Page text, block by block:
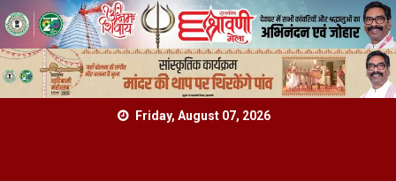
Friday, August 07, 2026